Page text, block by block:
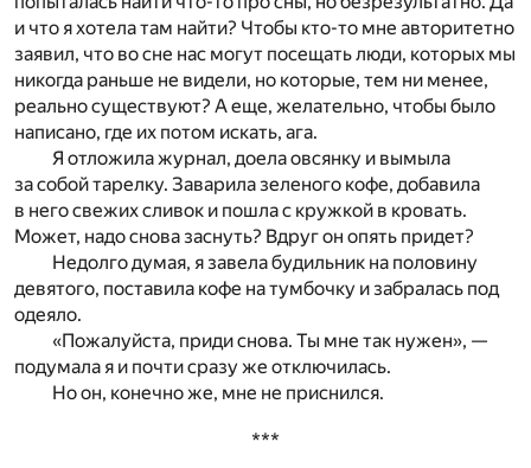
и что я хотела там найти? Чтобы кто-то мне авторитетно
заявил, что во сне нас могут посещать люди, которых мы
никогда раньше не видели, но которые, тем ни менее,
реально существуют? А еще, желательно, чтобы было
написано, где их потом искать, ага.
Я отложила журнал, доела овсянку и вымыла
за собой тарелку. Заварила зеленого кофе, добавила
в него свежих сливок и пошла с кружкой в кровать.
Может, надо снова заснуть? Вдруг он опять придет?
Недолго думая, я завела будильник на половину
девятого, поставила кофе на тумбочку и забралась под
одеяло.
«Пожалуйста, приди снова. Ты мне так нужен», —
подумала я и почти сразу же отключилась.
Но он, конечно же, мне не приснился.
***